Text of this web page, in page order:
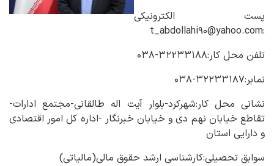
پست الکترونیکی
:t_abdollahi۹۰@yahoo.com
تلفن محل کار:۳۲۲۳۳۱۸۸-۰۳۸
نمابر:۳۲۲۳۳۱۸۷-۰۳۸
نشانی محل کار:شهرکرد-بلوار آیت اله طالقانی-مجتمع ادارات-
تقاطع خیابان نهم دی و خیابان خبرنگار -اداره کل امور اقتصادی
و دارایی استان
سوابق تحصیلی:کارشناسی ارشد حقوق مالی(مالیاتی)